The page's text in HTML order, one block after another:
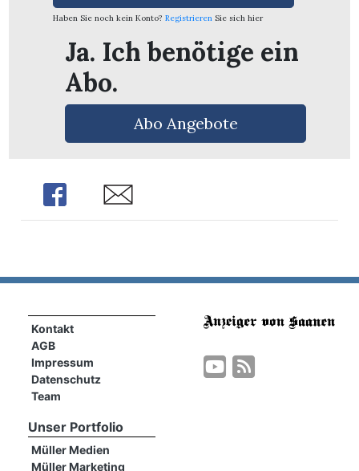
Haben Sie noch kein Konto? Registrieren Sie sich hier
Ja. Ich benötige ein
Abo.
Abo Angebote
Share Share
Kontakt
AGB
Impressum
Datenschutz
Team
Unser Portfolio
Müller Medien
Müller Marketing